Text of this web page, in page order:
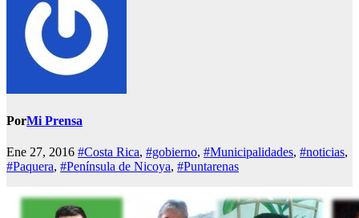
PorMi Prensa
Ene 27, 2016 #Costa Rica, #gobierno, #Municipalidades, #noticias,
#Paquera, #Península de Nicoya, #Puntarenas